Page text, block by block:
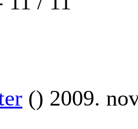
() 2009.